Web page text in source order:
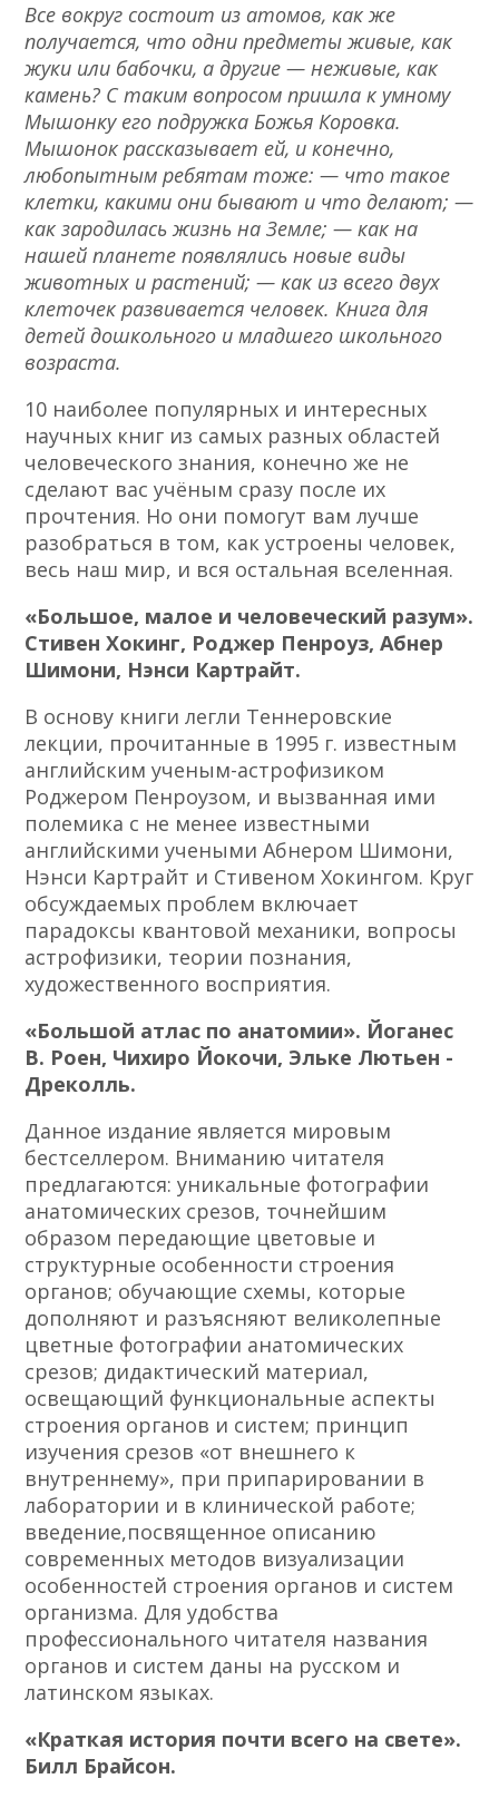
Все вокруг состоит из атомов, как же
получается, что одни предметы живые, как
жуки или бабочки, а другие — неживые, как
камень? С таким вопросом пришла к умному
Мышонку его подружка Божья Коровка.
Мышонок рассказывает ей, и конечно,
любопытным ребятам тоже: — что такое
клетки, какими они бывают и что делают; —
как зародилась жизнь на Земле; — как на
нашей планете появлялись новые виды
животных и растений; — как из всего двух
клеточек развивается человек. Книга для
детей дошкольного и младшего школьного
возраста.
10 наиболее популярных и интересных
научных книг из самых разных областей
человеческого знания, конечно же не
сделают вас учёным сразу после их
прочтения. Но они помогут вам лучше
разобраться в том, как устроены человек,
весь наш мир, и вся остальная вселенная.
«Большое, малое и человеческий разум».
Стивен Хокинг, Роджер Пенроуз, Абнер
Шимони, Нэнси Картрайт.
В основу книги легли Теннеровские
лекции, прочитанные в 1995 г. известным
английским ученым-астрофизиком
Роджером Пенроузом, и вызванная ими
полемика с не менее известными
английскими учеными Абнером Шимони,
Нэнси Картрайт и Стивеном Хокингом. Круг
обсуждаемых проблем включает
парадоксы квантовой механики, вопросы
астрофизики, теории познания,
художественного восприятия.
«Большой атлас по анатомии». Йоганес
В. Роен, Чихиро Йокочи, Эльке Лютьен -
Дреколль.
Данное издание является мировым
бестселлером. Вниманию читателя
предлагаются: уникальные фотографии
анатомических срезов, точнейшим
образом передающие цветовые и
структурные особенности строения
органов; обучающие схемы, которые
дополняют и разъясняют великолепные
цветные фотографии анатомических
срезов; дидактический материал,
освещающий функциональные аспекты
строения органов и систем; принцип
изучения срезов «от внешнего к
внутреннему», при припарировании в
лаборатории и в клинической работе;
введение,посвященное описанию
современных методов визуализации
особенностей строения органов и систем
организма. Для удобства
профессионального читателя названия
органов и систем даны на русском и
латинском языках.
«Краткая история почти всего на свете».
Билл Брайсон.